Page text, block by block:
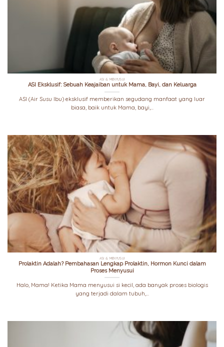
ASI & MENYUSUI
ASI Eksklusif: Sebuah Keajaiban untuk Mama, Bayi, dan Keluarga
ASI (Air Susu Ibu) eksklusif memberikan segudang manfaat yang luar
biasa, baik untuk Mama, bayi,...
ASI & MENYUSUI
Prolaktin Adalah? Pembahasan Lengkap Prolaktin, Hormon Kunci dalam
Proses Menyusui
Halo, Mama! Ketika Mama menyusui si kecil, ada banyak proses biologis
yang terjadi dalam tubuh,...